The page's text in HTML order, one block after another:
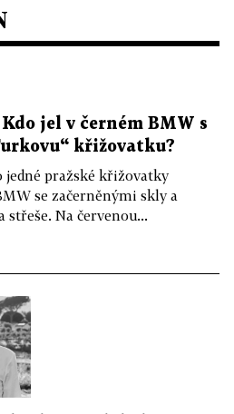
jel v černém BMW s
křižovatku?
jedné pražské křižovatky
se začerněnými skly a
Na červenou...